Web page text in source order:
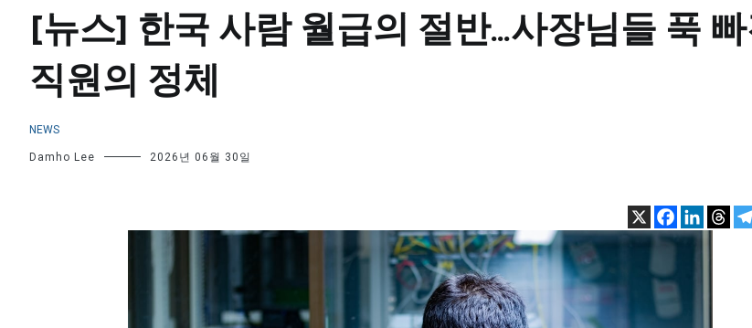
[뉴스] 한국 사람 월급의 절반…사장님들 푹
직원의 정체
NEWS
Damho Lee 2026년 06월 30일